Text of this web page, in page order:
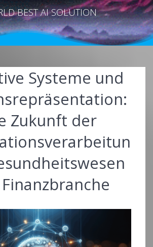
BEST AI SOLUTION
Systeme und
Zukunft der